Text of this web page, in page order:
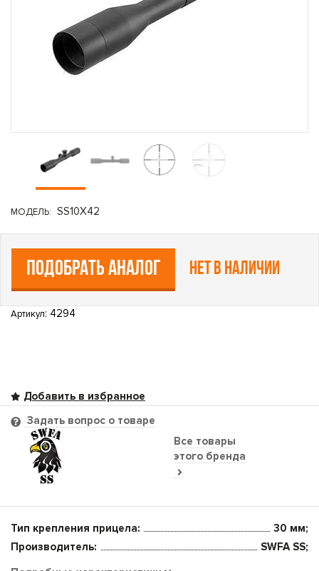
МОДЕЛЬ: SS10X42
ПОДОБРАТЬ АНАЛОГ Нет в наличии
Артикул: 4294
Все товары
этого бренда
Задать вопрос о товаре
Тип крепления прицела:
30 мм;
Производитель:
SWFA SS;